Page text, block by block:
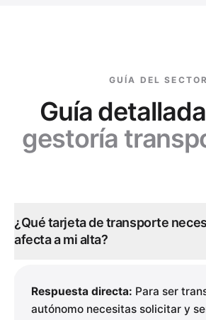
GUÍA DEL SECTOR
Guía
gestoría
¿Qué tarjeta de transporte
afecta a mi alta?
Respuesta directa: Para ser
autónomo necesitas solicitar y